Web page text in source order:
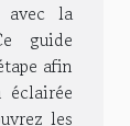
avec la
guide
afin
éclairée
les